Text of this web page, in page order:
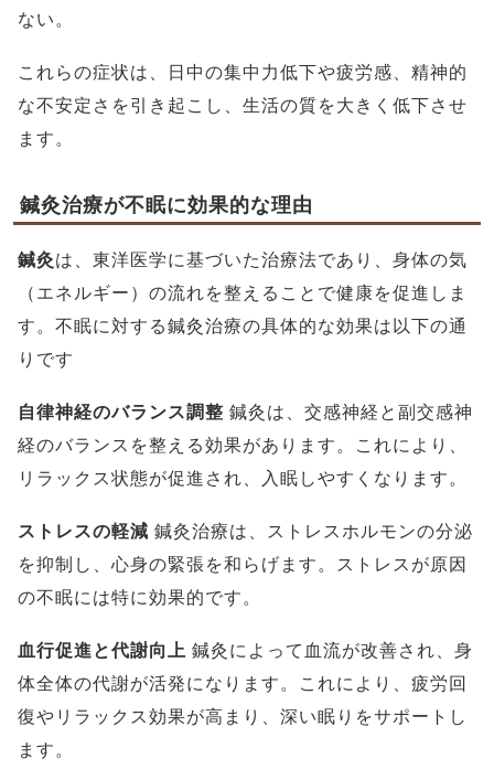
ない。
これらの症状は、日中の集中力低下や疲労感、精神的
な不安定さを引き起こし、生活の質を大きく低下させ
ます。
鍼灸治療が不眠に効果的な理由
鍼灸は、東洋医学に基づいた治療法であり、身体の気
（エネルギー）の流れを整えることで健康を促進しま
す。不眠に対する鍼灸治療の具体的な効果は以下の通
りです
自律神経のバランス調整 鍼灸は、交感神経と副交感神
経のバランスを整える効果があります。これにより、
リラックス状態が促進され、入眠しやすくなります。
ストレスの軽減 鍼灸治療は、ストレスホルモンの分泌
を抑制し、心身の緊張を和らげます。ストレスが原因
の不眠には特に効果的です。
血行促進と代謝向上 鍼灸によって血流が改善され、身
体全体の代謝が活発になります。これにより、疲労回
復やリラックス効果が高まり、深い眠りをサポートし
ます。